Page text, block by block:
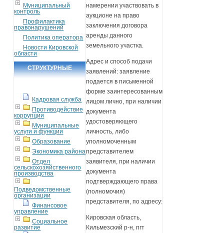
Муниципальный
контроль
Профилактика
правонарушений
Политика оператора
Новости Кировской
области
СТРУКТУРНЫЕ
Кадровая служба
Противодействие
коррупции
Муниципальные
услуги и функции
Образование
Экономика района
Отдел
сельскохозяйственного
производства
Подведомственные
организации
Финансовое
управление
Социальное
развитие
намерении участвовать в
аукционе на право
заключения договора
аренды данного
земельного участка.
Адрес и способ подачи
заявлений: заявление
подается в письменной
форме заинтересованным
лицом лично, при наличии
документа
удостоверяющего
личность, либо
уполномоченным
представителем
заявителя, при наличии
документа
подтверждающего права
(полномочия)
представителя, по адресу:
Кировская область,
Кильмезский р-н, пгт